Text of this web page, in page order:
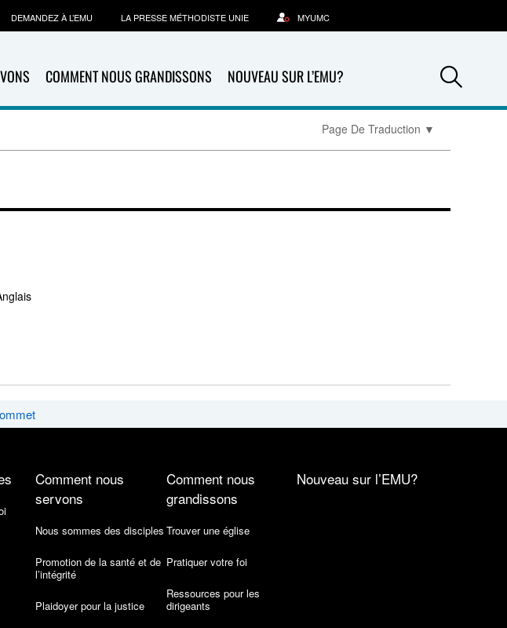
COMMENT NOUS GRANDISSONS NOUVEAU SUR L’EMU?
DEMANDEZ À L’EMU LA PRESSE MÉTHODISTE UNIE MYUMC
Page De Traduction ▼
Comment nous
servons
Nous sommes des disciples
Promotion de la santé et de
l’intégrité
Plaidoyer pour la justice
Comment nous
grandissons
Trouver une église
Pratiquer votre foi
Ressources pour les
dirigeants
Nouveau sur l’EMU?